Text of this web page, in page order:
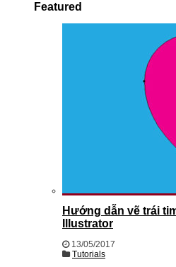
Featured
Hướng dẫn vẽ trái
Illustrator
13/05/2017
Tutorials